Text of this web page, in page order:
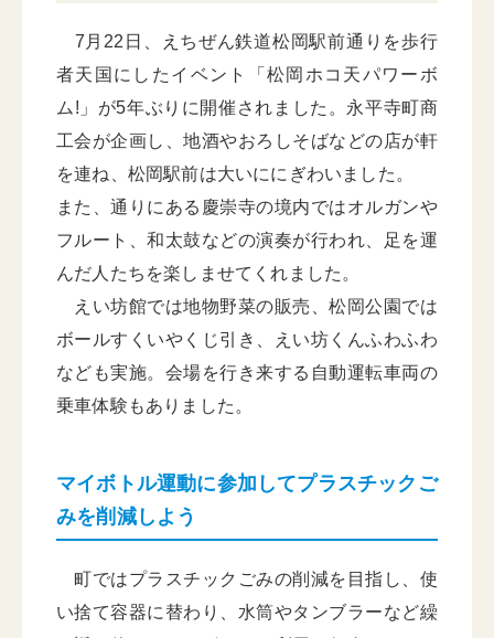
7月22日、えちぜん鉄道松岡駅前通りを歩行
者天国にしたイベント「松岡ホコ天パワーボ
ム!」が5年ぶりに開催されました。永平寺町商
工会が企画し、地酒やおろしそばなどの店が軒
を連ね、松岡駅前は大いににぎわいました。
また、通りにある慶崇寺の境内ではオルガンや
フルート、和太鼓などの演奏が行われ、足を運
んだ人たちを楽しませてくれました。
えい坊館では地物野菜の販売、松岡公園では
ボールすくいやくじ引き、えい坊くんふわふわ
なども実施。会場を行き来する自動運転車両の
乗車体験もありました。
マイボトル運動に参加してプラスチックご
みを削減しよう
町ではプラスチックごみの削減を目指し、使
い捨て容器に替わり、水筒やタンブラーなど繰